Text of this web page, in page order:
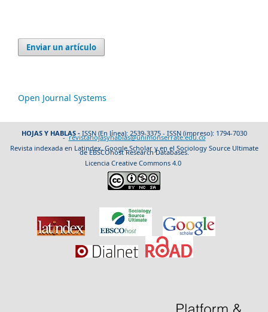
Enviar un artículo
Open Journal Systems
HOJAS Y HABLAS - ISSN (En línea): 2539-3375 - ISSN (impreso): 1794-7030
-revistahojasyhablas@unimonserrate.edu.co
Revista indexada en Latindex, Google Scholar y en el Sociology Source Ultimate
de EBSCOhost Research Databases.
Licencia Creative Commons 4.0